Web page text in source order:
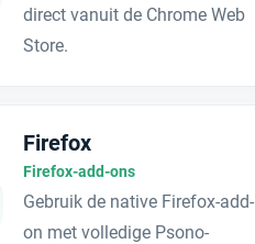
direct vanuit de Chrome Web
Store.
Firefox
Firefox-add-ons
Gebruik de native Firefox-add-
on met volledige Psono-